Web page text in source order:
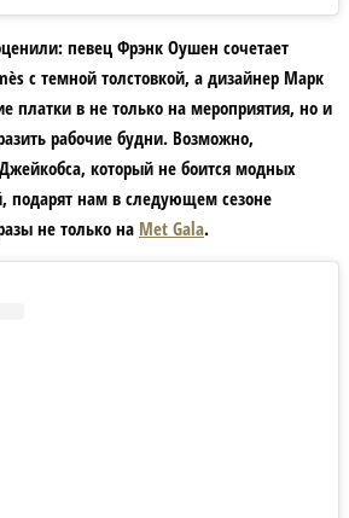
певец Фрэнк Оушен сочетает
с темной толстовкой, а дизайнер Марк
платки в не только на мероприятия, но и
рабочие будни. Возможно,
который не боится модных
подарят нам в следующем сезоне
не только на Met Gala.